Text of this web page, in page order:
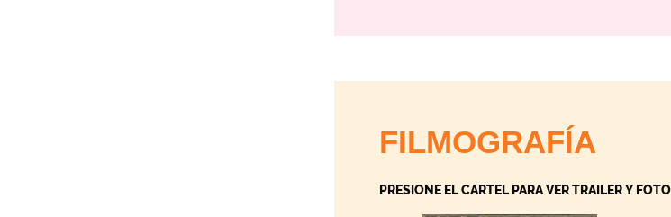
FILMOGRAFÍA
PRESIONE EL CARTEL PARA VER TRAILER Y